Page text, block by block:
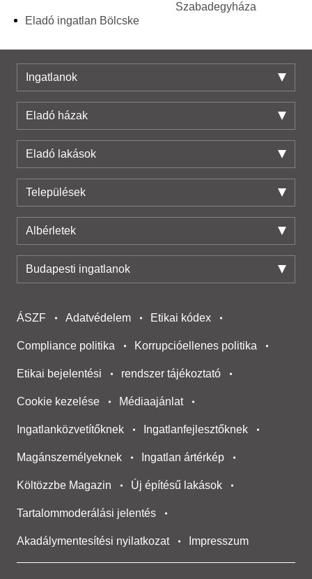
Eladó ingatlan Bölcske
Szabadegyháza
Ingatlanok
Eladó házak
Eladó lakások
Települések
Albérletek
Budapesti ingatlanok
ÁSZF Adatvédelem Etikai kódex
Compliance politika Korrupcióellenes politika
Etikai bejelentési rendszer tájékoztató
Cookie kezelése Médiaajánlat
Ingatlanközvetítőknek Ingatlanfejlesztőknek
Magánszemélyeknek Ingatlan ártérkép
Költözzbe Magazin Új építésű lakások
Tartalommoderálási jelentés
Akadálymentesítési nyilatkozat Impresszum